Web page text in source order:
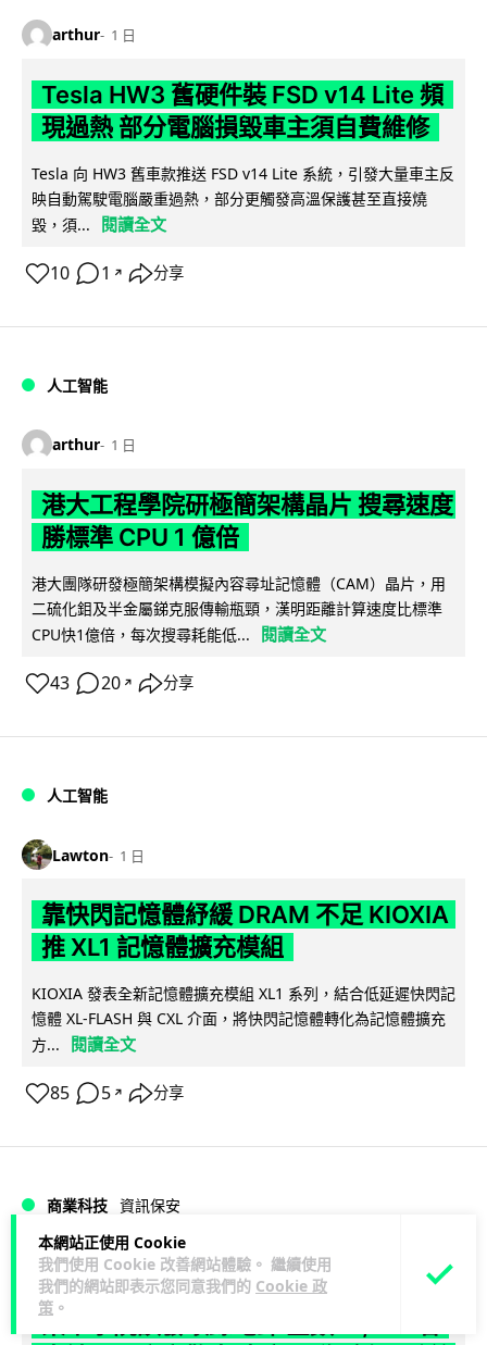
本網站正使用 Cookie
我們使用 Cookie 改善網站體驗。 繼續使用
我們的網站即表示您同意我們的 Cookie 政
策 。
arthur 1 日
Tesla HW3 舊硬件裝 FSD v14 Lite 頻
現過熱 部分電腦損毀車主須自費維修
Tesla 向 HW3 舊車款推送 FSD v14 Lite 系統，引發大量車主反
映自動駕駛電腦嚴重過熱，部分更觸發高溫保護甚至直接燒
毀，須...
閱讀全文
10 1 ↗ 分享
人工智能
arthur 1 日
港大工程學院研極簡架構晶片 搜尋速度
勝標準 CPU 1 億倍
港大團隊研發極簡架構模擬內容尋址記憶體（CAM）晶片，用
二硫化鉬及半金屬銻克服傳輸瓶頸，漢明距離計算速度比標準
CPU快1億倍，每次搜尋耗能低...
閱讀全文
43 20 ↗ 分享
人工智能
Lawton 1 日
靠快閃記憶體紓緩 DRAM 不足 KIOXIA
推 XL1 記憶體擴充模組
KIOXIA 發表全新記憶體擴充模組 XL1 系列，結合低延遲快閃記
憶體 XL-FLASH 與 CXL 介面，將快閃記憶體轉化為記憶體擴充
方...
閱讀全文
85 5 ↗ 分享
商業科技 資訊保安
Lawton 1 日
東華學院誤發取錄電郵 全數 11,139 名